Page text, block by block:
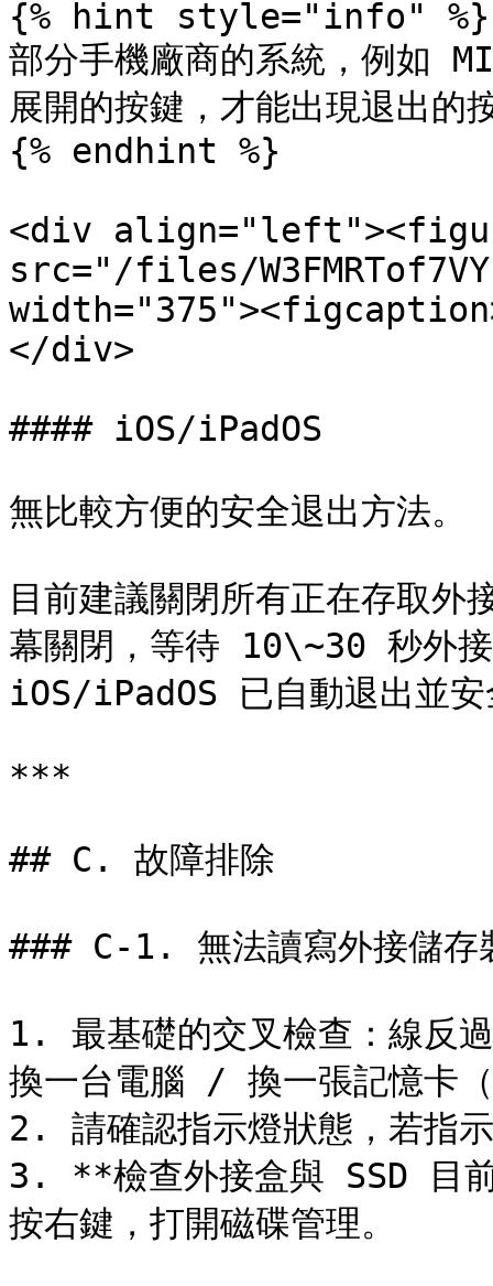
{% hint style="info" %}
部分手機廠商的系統，例如
展開的按鍵，才能出現退出的
{% endhint %}
<div
src="/files/
</div>
#### iOS/iPadOS
無比較方便的安全退出方法。
目前建議關閉所有正在存取
幕關閉，等待 10\~30 秒外
iOS/iPadOS 已自動退出並安
***
## C. 故障排除
### C-1. 無法讀寫外接儲存
1. 最基礎的交叉檢查：線
換一台電腦 / 換一張記憶卡
2. 請確認指示燈狀態，若指
3. **檢查外接盒與 SSD 目
按右鍵，打開磁碟管理。